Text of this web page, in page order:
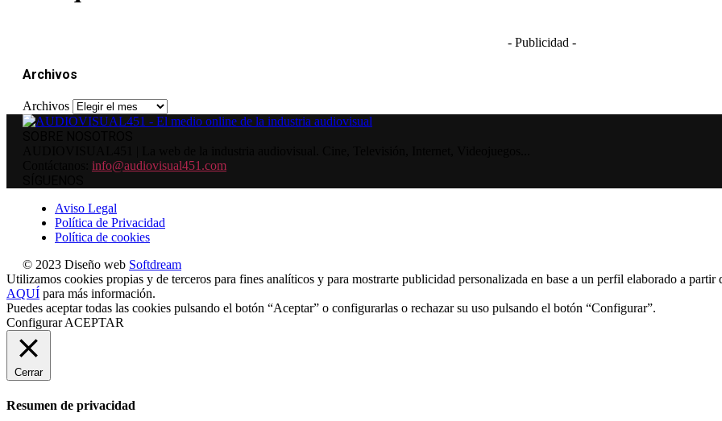
- Publicidad -
Archivos
Archivos
info@audiovisual451.com
Aviso Legal
Política de Privacidad
Política de cookies
© 2023 Diseño web Softdream
Utilizamos cookies propias y de terceros para fines analíticos y para mostrarte publicidad personalizada en base a un perfil elaborado a
AQUÍ para más información.
Puedes aceptar todas las cookies pulsando el botón “Aceptar” o configurarlas o rechazar su uso pulsando el botón “Configurar”.
ConfigurarACEPTAR
Cerrar
Resumen de privacidad